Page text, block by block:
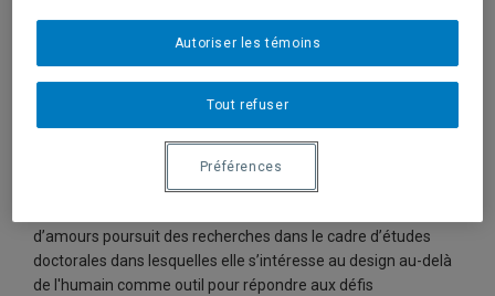
catherine d’amours est designer et professeure à l’École de
design de l’UQAM (Université du Québec à Montréal) où elle
s’implique dans l’axe Design social et pratiques responsables
d’amours poursuit des recherches dans le cadre d’études
doctorales dans lesquelles elle s’intéresse au design au-delà
de l'humain comme outil pour répondre aux défis
Tout refuser
Autoriser les témoins
Préférences